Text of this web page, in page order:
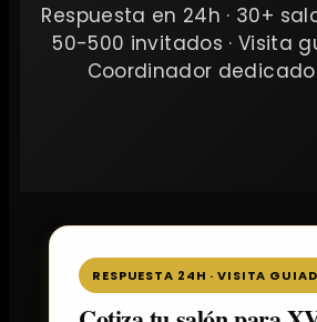
Respuesta en 24h · 30+
50-500 invitados · Visita
Coordinador dedicado
RESPUESTA 24H · VISITA